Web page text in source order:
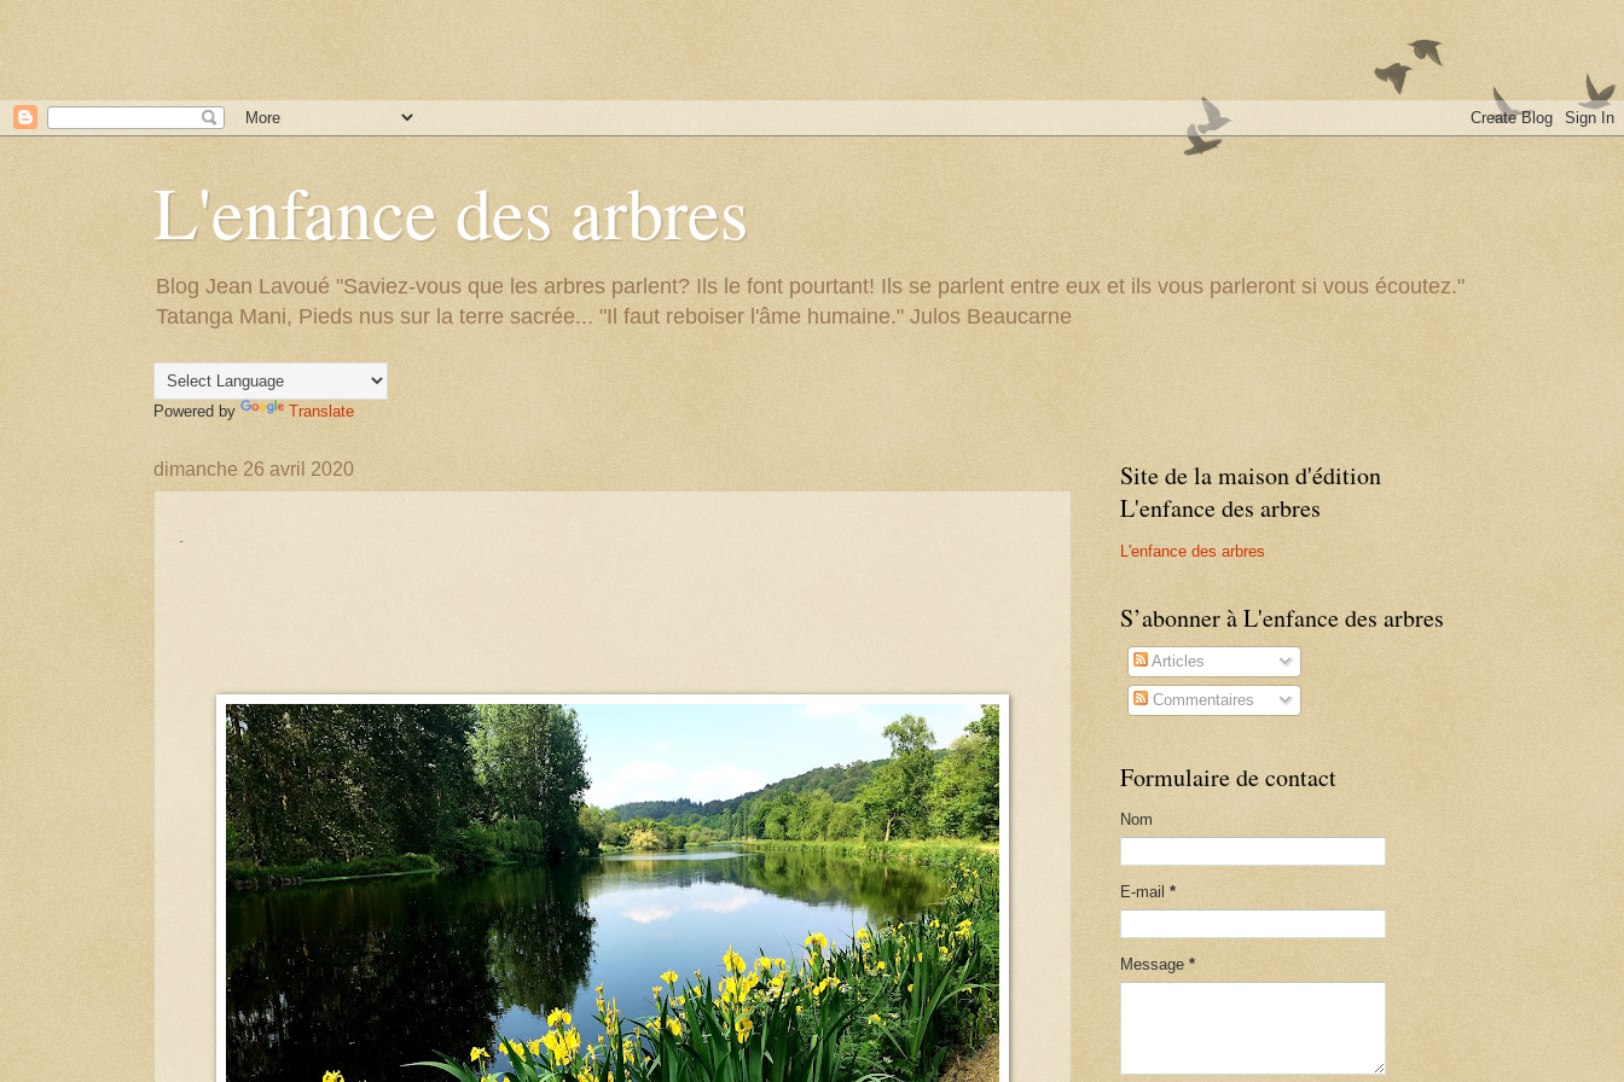
L'enfance des arbres
Blog Jean Lavoué "Saviez-vous que les arbres parlent? Ils le font pourtant! Ils se parlent entre eux et ils vous parleront si vous écoutez."
Tatanga Mani, Pieds nus sur la terre sacrée... "Il faut reboiser l'âme humaine." Julos Beaucarne
Powered by Translate
dimanche 26 avril 2020
Site de la maison d'édition
L'enfance des arbres
L'enfance des arbres
S’abonner à L'enfance des arbres
Articles
Commentaires
Formulaire de contact
Nom
E-mail *
Message *